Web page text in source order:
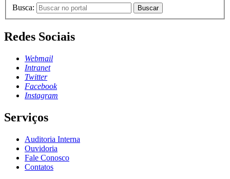
Busca: Buscar
Redes Sociais
Webmail
Intranet
Twitter
Facebook
Instagram
Serviços
Auditoria Interna
Ouvidoria
Fale Conosco
Contatos